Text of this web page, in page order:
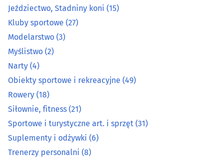
Wędkarstwo(11)
Żeglarski i motorowodny sprzęt
Jeździectwo, Stadniny koni (15)
Kluby sportowe (27)
Modelarstwo (3)
Myślistwo (2)
Narty (4)
Obiekty sportowe i rekreacyjne (49)
Rowery (18)
Siłownie, fitness (21)
Sportowe i turystyczne art. i sprzęt (31)
Suplementy i odżywki (6)
Trenerzy personalni (8)